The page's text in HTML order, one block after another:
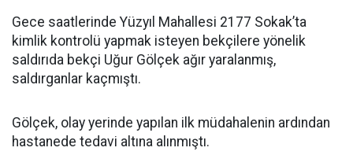
Gece saatlerinde Yüzyıl Mahallesi 2177 Sokak’ta
kimlik kontrolü yapmak isteyen bekçilere yönelik
saldırıda bekçi Uğur Gölçek ağır yaralanmış,
saldırganlar kaçmıştı.
Gölçek, olay yerinde yapılan ilk müdahalenin ardından
hastanede tedavi altına alınmıştı.